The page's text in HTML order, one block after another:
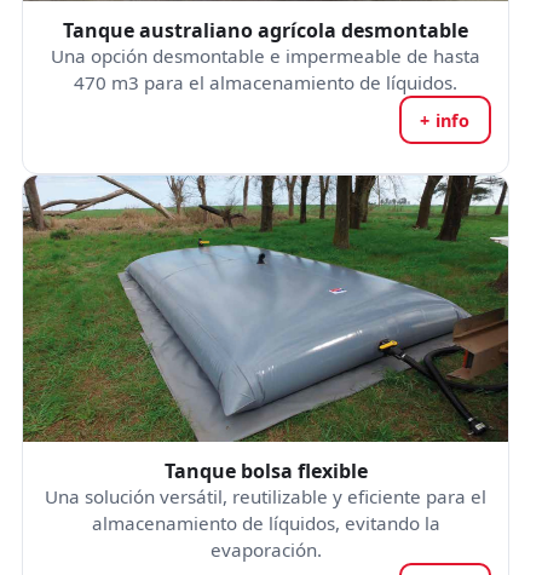
Tanque australiano agrícola desmontable
Una opción desmontable e impermeable de hasta
470 m3 para el almacenamiento de líquidos.
+ info
Tanque bolsa flexible
Una solución versátil, reutilizable y eficiente para el
almacenamiento de líquidos, evitando la
evaporación.